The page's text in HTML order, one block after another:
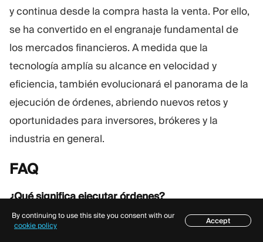
y continua desde la compra hasta la venta. Por ello,
se ha convertido en el engranaje fundamental de
los mercados financieros. A medida que la
tecnología amplía su alcance en velocidad y
eficiencia, también evolucionará el panorama de la
ejecución de órdenes, abriendo nuevos retos y
oportunidades para inversores, brókeres y la
industria en general.
FAQ
¿Qué significa ejecutar órdenes?
La ejecución de órdenes se refiere al procedimiento
para colocar, enrutar y ejecutar órdenes de compra y
Índice
By continuing to use this site you consent with our
cookie policy
Accept